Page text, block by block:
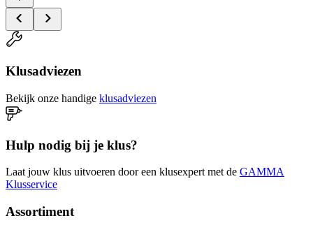
Klusadviezen
Bekijk onze handige klusadviezen
Hulp nodig bij je klus?
Laat jouw klus uitvoeren door een klusexpert met de GAMMA
Klusservice
Assortiment